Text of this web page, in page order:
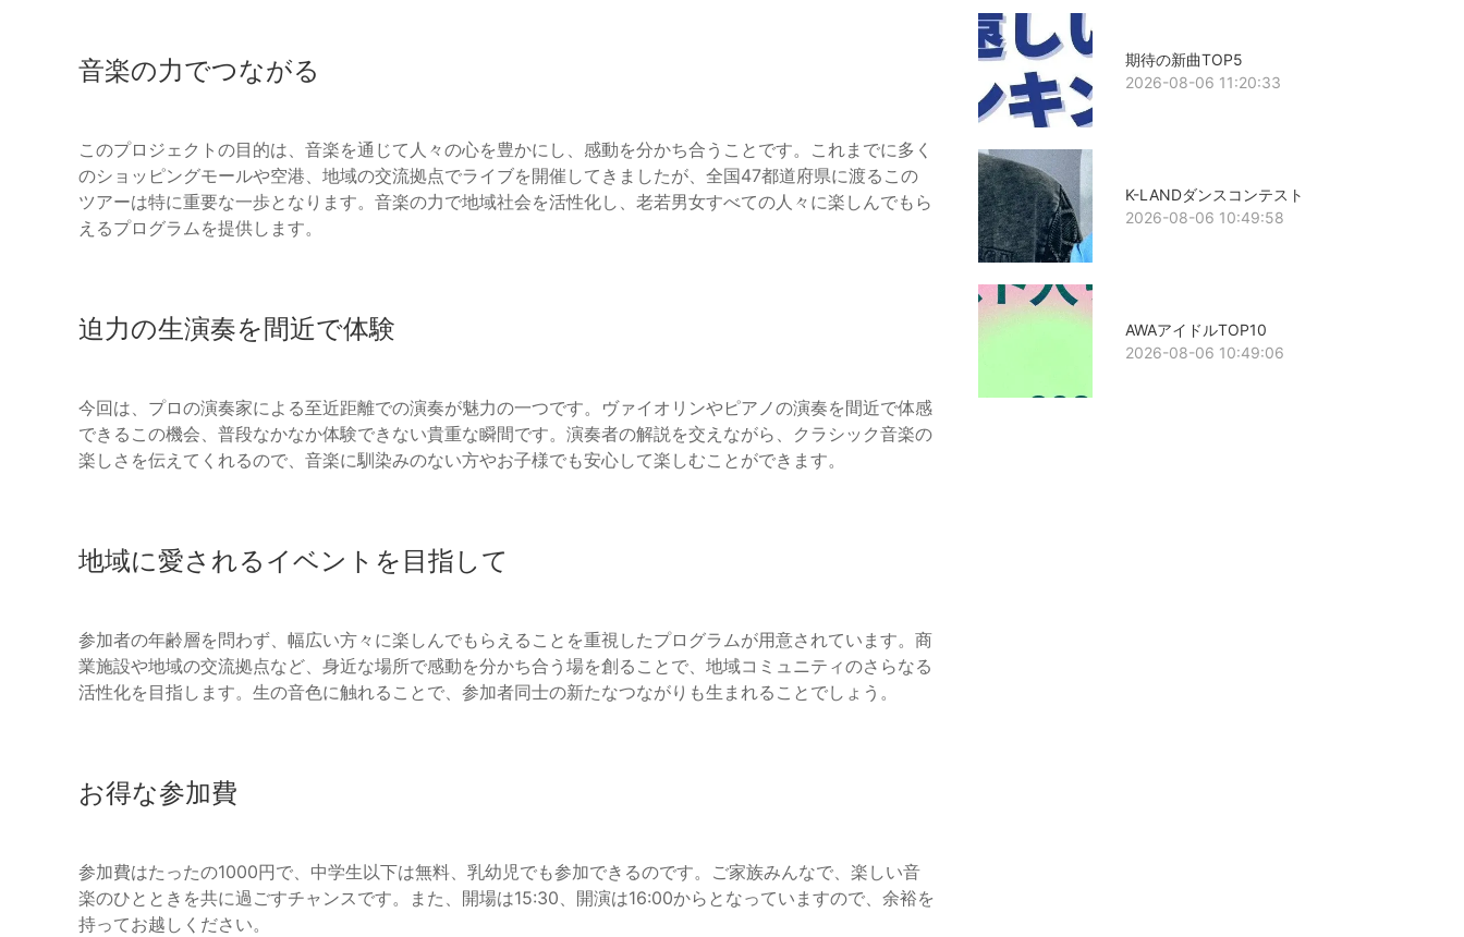
音楽の力でつながる
このプロジェクトの目的は、音楽を通じて人々の心を豊かにし、感動を分かち合うことです。これまでに多く
のショッピングモールや空港、地域の交流拠点でライブを開催してきましたが、全国47都道府県に渡るこの
ツアーは特に重要な一歩となります。音楽の力で地域社会を活性化し、老若男女すべての人々に楽しんでもら
えるプログラムを提供します。
迫力の生演奏を間近で体験
今回は、プロの演奏家による至近距離での演奏が魅力の一つです。ヴァイオリンやピアノの演奏を間近で体感
できるこの機会、普段なかなか体験できない貴重な瞬間です。演奏者の解説を交えながら、クラシック音楽の
楽しさを伝えてくれるので、音楽に馴染みのない方やお子様でも安心して楽しむことができます。
地域に愛されるイベントを目指して
参加者の年齢層を問わず、幅広い方々に楽しんでもらえることを重視したプログラムが用意されています。商
業施設や地域の交流拠点など、身近な場所で感動を分かち合う場を創ることで、地域コミュニティのさらなる
活性化を目指します。生の音色に触れることで、参加者同士の新たなつながりも生まれることでしょう。
お得な参加費
参加費はたったの1000円で、中学生以下は無料、乳幼児でも参加できるのです。ご家族みんなで、楽しい音
楽のひとときを共に過ごすチャンスです。また、開場は15:30、開演は16:00からとなっていますので、余裕を
持ってお越しください。
期待の新曲TOP5
2026-08-06 11:20:33
K-LANDダンスコンテスト
2026-08-06 10:49:58
AWAアイドルTOP10
2026-08-06 10:49:06